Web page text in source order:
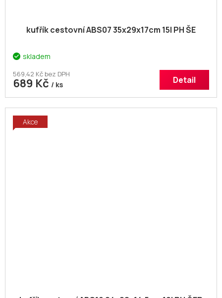
kufřík cestovní ABS07 35x29x17cm 15l PH ŠE
skladem
569,42 Kč bez DPH
689 Kč / ks Detail
Akce